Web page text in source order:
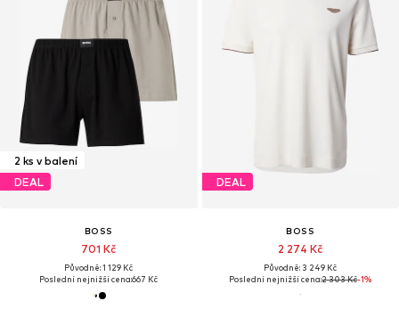
2 ks v balení
DEAL
BOSS
701 Kč
Původně: 1 129 Kč
Poslední nejnižší cena:667 Kč
DEAL
BOSS
2 274 Kč
Původně: 3 249 Kč
Poslední nejnižší cena:2 303 Kč-1%